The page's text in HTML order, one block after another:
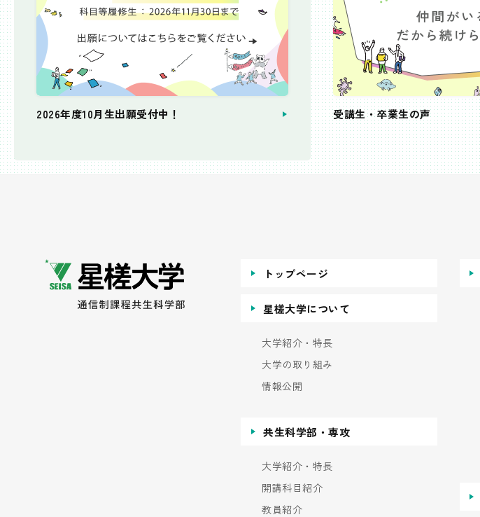
2026年度10月生出願受付中！
個別相談会 受講生・卒業生の声
トップページ
星槎大学について
大学紹介・特長
大学の取り組み
情報公開
共生科学部・専攻
大学紹介・特長
開講科目紹介
教員紹介